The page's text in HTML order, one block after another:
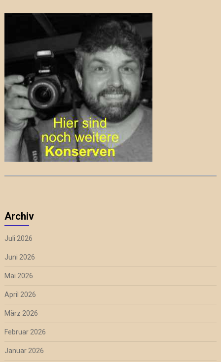
Archiv
Juli 2026
Juni 2026
Mai 2026
April 2026
März 2026
Februar 2026
Januar 2026